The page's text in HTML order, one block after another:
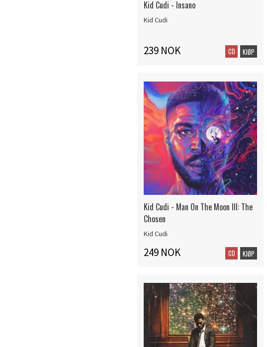
Kid Cudi - Insano
Kid Cudi
239 NOK CD KJØP
Kid Cudi - Man On The Moon III: The
Chosen
Kid Cudi
249 NOK CD KJØP